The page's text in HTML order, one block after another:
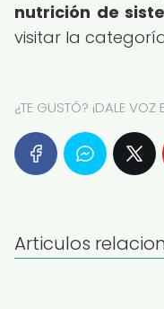
nutrición de
visitar la
¿TE GUSTÓ? ¡DALE VOZ
Articulos